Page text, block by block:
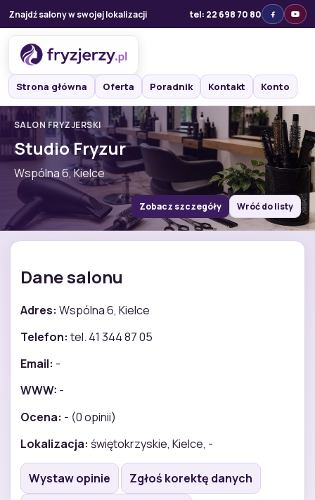
Znajdź salony w swojej lokalizacji tel: 22 698 70 80
Strona główna Oferta Poradnik Kontakt Konto
SALON FRYZJERSKI
Studio Fryzur
Wspólna 6, Kielce
Zobacz szczegóły Wróć do listy
Dane salonu
Adres: Wspólna 6, Kielce
Telefon: tel. 41 344 87 05
Email: -
WWW: -
Ocena: - (0 opinii)
Lokalizacja: świętokrzyskie, Kielce, -
Wystaw opinie
Zgłoś korektę danych